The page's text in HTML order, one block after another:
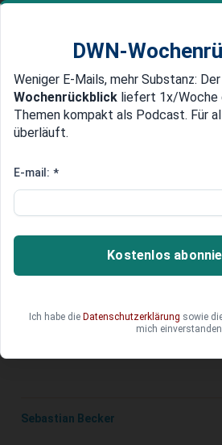
Newsticker MEIN DWN:
Edelmetalle DWN-Magazin
Berliner High-Tech-
E-Batterien - und
damit ganze E-
hat ein Berliner Startup dafür
Sebastian Becker
DWN-
Weniger E-Mails, mehr Substanz: Der
Wochenrückblick liefert 1x/
Themen kompakt als Podcast. Für
überläuft.
E-mail: *
Kostenlos
Ich habe die Datenschutzerklärung sowie
mich